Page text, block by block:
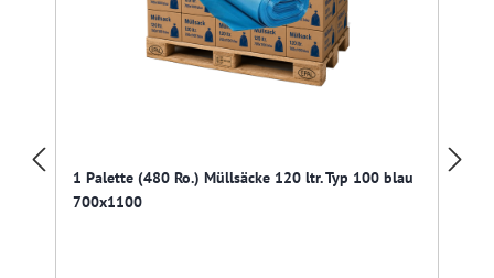
1 Palette (480 Ro.) Müllsäcke 120 ltr. Typ 100 blau
700x1100